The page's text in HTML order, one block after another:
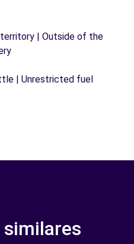
| Outside of the
| Unrestricted fuel